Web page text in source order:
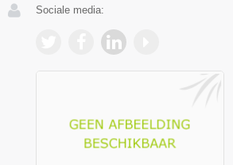
Sociale media: